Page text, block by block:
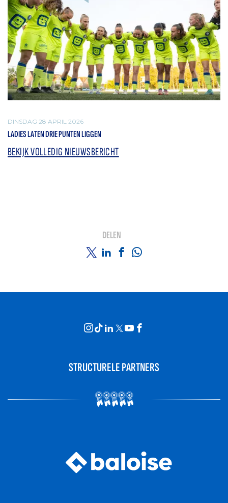
DINSDAG 28 APRIL 2026
LADIES LATEN DRIE PUNTEN LIGGEN
BEKIJK VOLLEDIG NIEUWSBERICHT
DELEN
STRUCTURELE PARTNERS